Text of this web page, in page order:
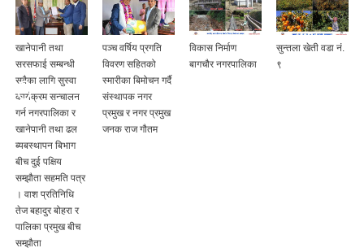
खानेपानी तथा
सरसफाई सम्बन्धी
सबैका लागि सुस्वा
कार्यक्रम सन्चालन
गर्न नगरपालिका र
खानेपानी तथा ढल
ब्यबस्थापन बिभाग
बीच दुई पक्षिय
सम्झौता सहमति पत्र
। वाश प्रतिनिधि
तेज बहादुर बोहरा र
पालिका प्रमुख बीच
सम्झौता
पञ्च वर्षिय प्रगति
विवरण सहितको
स्मारीका बिमोचन गर्दै
संस्थापक नगर
प्रमुख र नगर प्रमुख
जनक राज गौतम
विकास निर्माण
बागचौर नगरपालिका
सुन्तला खेती वडा नं.
९